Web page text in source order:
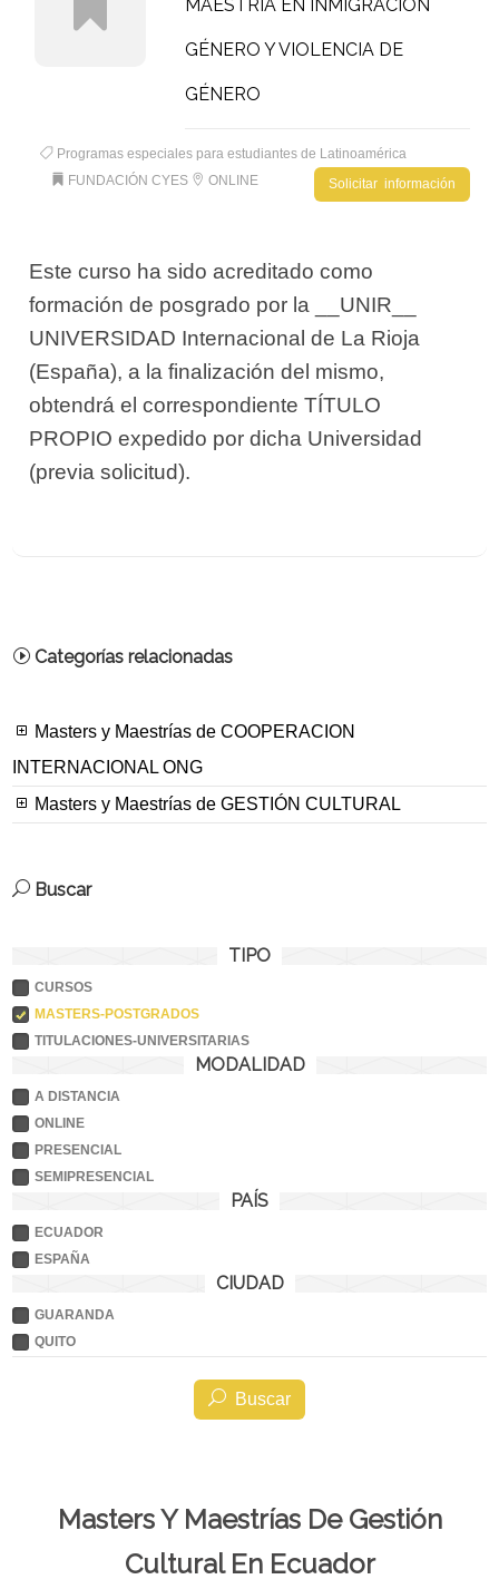
MAESTRÍA EN INMIGRACIÓN
GÉNERO Y VIOLENCIA DE
GÉNERO
Programas especiales para estudiantes de Latinoamérica
FUNDACIÓN CYES
ONLINE Solicitar información
Este curso ha sido acreditado como
formación de posgrado por la __UNIR__
UNIVERSIDAD Internacional de La Rioja
(España), a la finalización del mismo,
obtendrá el correspondiente TÍTULO
PROPIO expedido por dicha Universidad
(previa solicitud).
Categorías relacionadas
Masters y Maestrías de COOPERACION
INTERNACIONAL ONG
Masters y Maestrías de GESTIÓN CULTURAL
Buscar
TIPO
CURSOS
MASTERS-POSTGRADOS
TITULACIONES-UNIVERSITARIAS
MODALIDAD
A DISTANCIA
ONLINE
PRESENCIAL
SEMIPRESENCIAL
PAÍS
ECUADOR
ESPAÑA
CIUDAD
GUARANDA
QUITO
Buscar
Masters Y Maestrías De Gestión
Cultural En Ecuador